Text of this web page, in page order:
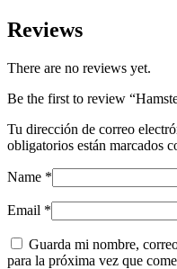
Reviews
There are no reviews yet.
Be the first to review
Tu dirección de correo
obligatorios están marcados
Name *
Email *
Guarda mi nombre,
para la próxima vez que